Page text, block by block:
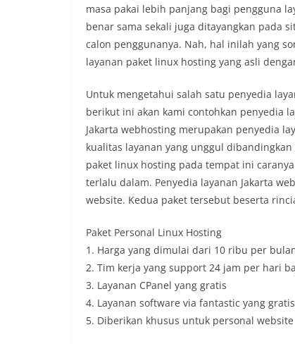
masa pakai lebih panjang bagi pengguna
benar sama sekali juga ditayangkan pada
calon penggunanya. Nah, hal inilah yang
layanan paket linux hosting yang asli
Untuk mengetahui salah satu penyedia
berikut ini akan kami contohkan penyedia
Jakarta webhosting merupakan penyedia
kualitas layanan yang unggul
paket linux hosting pada tempat ini
terlalu dalam. Penyedia layanan Jakarta
website. Kedua paket tersebut beserta
Paket Personal Linux Hosting
1. Harga yang dimulai dari 10 ribu per
2. Tim kerja yang support 24 jam per hari
3. Layanan CPanel yang gratis
4. Layanan software via fantastic yang gratis
5. Diberikan khusus untuk personal website